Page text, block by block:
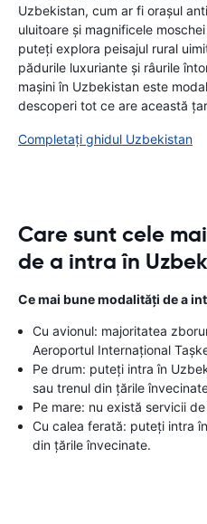
Uzbekistan, cum ar fi orașul
uluitoare și magnificele
puteți explora peisajul rural
pădurile luxuriante și râurile
mașini în Uzbekistan este
descoperi tot ce are această
Completați ghidul Uzbekistan
Care sunt cele
de a intra în
Ce mai bune modalități de a
Cu avionul: majoritatea
Aeroportul Internațional
Pe drum: puteți intra în
sau trenul din țările
Pe mare: nu există servicii
Cu calea ferată: puteți intra
din țările învecinate.